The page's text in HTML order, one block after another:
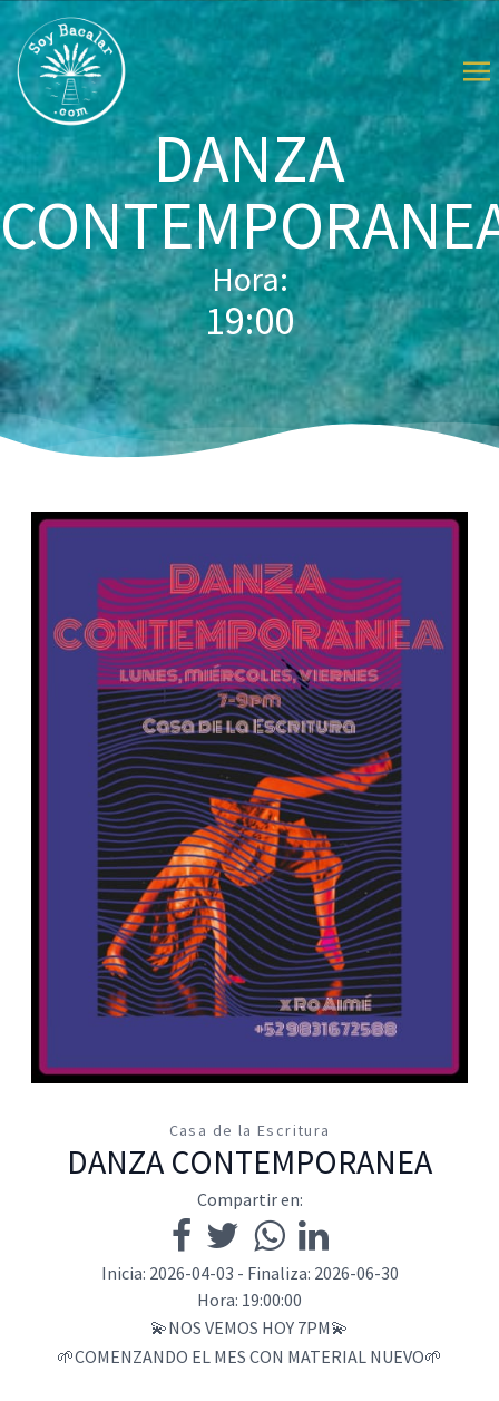
DANZA
Hora:
19:00
Casa de la Escritura
DANZA CONTEMPORANEA
Compartir en:
Inicia: 2026-04-03 - Finaliza: 2026-06-30
Hora: 19:00:00
💫NOS VEMOS HOY 7PM💫
🌱COMENZANDO EL MES CON MATERIAL NUEVO🌱